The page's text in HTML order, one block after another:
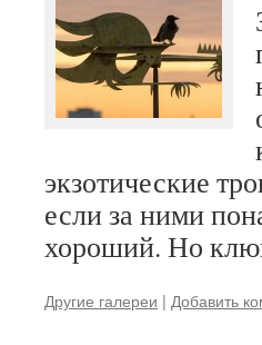
экзотические
если за ними
хороший. Но
Другие галереи | Добавить